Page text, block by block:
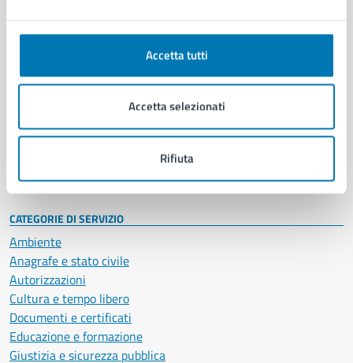
Accetta tutti
Accetta selezionati
Rifiuta
Organi di governo
Enti e fondazioni
Personale amministrativo
Intranet, posta aziendale e protocollo
CATEGORIE DI SERVIZIO
Ambiente
Anagrafe e stato civile
Autorizzazioni
Cultura e tempo libero
Documenti e certificati
Educazione e formazione
Giustizia e sicurezza pubblica